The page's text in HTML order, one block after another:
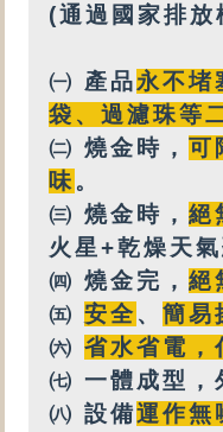
(通過國家排
㈠ 產品永不堵
袋、過濾珠等
㈡ 燒金時， 可
味 。
㈢ 燒金時， 絕
火星+乾燥天
㈣ 燒金完， 絕
㈤ 安全、 簡易
㈥ 省水省電，
㈦ 一體成型，
㈧ 設備運作無